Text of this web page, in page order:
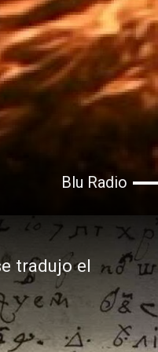
Blu Radio
tradujo el